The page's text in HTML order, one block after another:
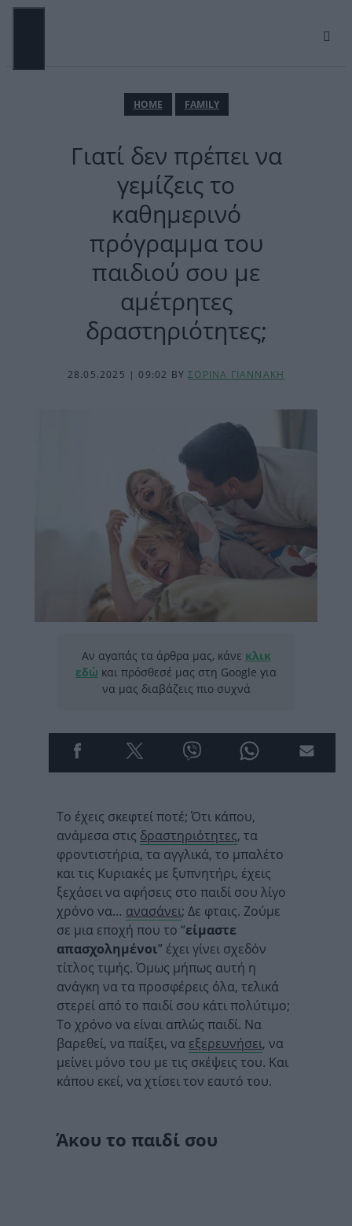
Μετάβαση
ΗΟΜΕ FAMILY
Γιατί δεν πρέπει να
γεμίζεις το
καθημερινό
πρόγραμμα του
παιδιού σου με
αμέτρητες
δραστηριότητες;
28.05.2025 | 09:02 BYΣΟΡΙΝΑ ΓΙΑΝΝΑΚΗ
Αν αγαπάς τα άρθρα μας, κάνε κλικ
εδώ και πρόσθεσέ μας στη Google για
να μας διαβάζεις πιο συχνά
Το έχεις σκεφτεί ποτέ; Ότι κάπου,
ανάμεσα στις δραστηριότητες, τα
φροντιστήρια, τα αγγλικά, το μπαλέτο
και τις Κυριακές με ξυπνητήρι, έχεις
ξεχάσει να αφήσεις στο παιδί σου λίγο
χρόνο να… ανασάνει; Δε φταις. Ζούμε
σε μια εποχή που το “είμαστε
απασχολημένοι” έχει γίνει σχεδόν
τίτλος τιμής. Όμως μήπως αυτή η
ανάγκη να τα προσφέρεις όλα, τελικά
στερεί από το παιδί σου κάτι πολύτιμο;
Το χρόνο να είναι απλώς παιδί. Να
βαρεθεί, να παίξει, να εξερευνήσει, να
μείνει μόνο του με τις σκέψεις του. Και
κάπου εκεί, να χτίσει τον εαυτό του.
Άκου το παιδί σου